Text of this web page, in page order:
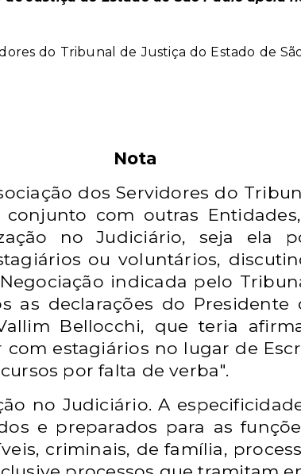
do Tribunal de Justiça do Estado de
Nota
dos Servidores do
conjunto com outras
no Judiciário, seja ela
ou voluntários,
indicada pelo
as declarações do
Bellocchi, que teria
estagiários no lugar de
por falta de verba".
no Judiciário. A
e preparados para as
criminais, de família,